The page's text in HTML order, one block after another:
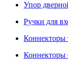
Упор
Ручки для
Коннекторы
Коннекторы